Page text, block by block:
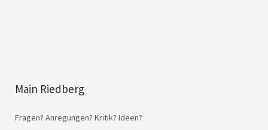
Main Riedberg
Fragen? Anregungen? Kritik? Ideen?